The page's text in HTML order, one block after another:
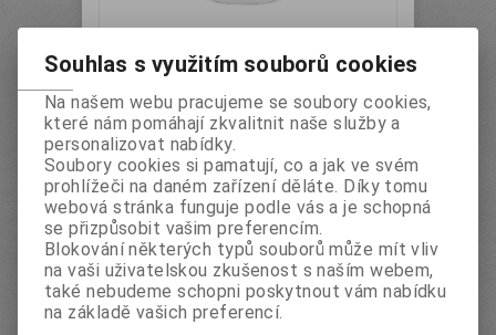
pumpičkou granátové jablko a
Katalogové číslo:
103825
Skladem:Ano
Čisticí krémové mýdlo s příjemně krémovou
texturou, obohacené olejem z čajovníku Tea
Tree. Vhodný pro citlivou pokožku, ideální pro
každodenní hygienu. Jemně čistí ruce, obličej,
tělo a zanechává pokožku zářivou, sametovou a
příjemně vonící. Dermatologicky
testováno.Varování: Kosmetický přípravek pro
vnější použití. Nepolykat. Zabraňte kontaktu s
očima. Uchovávejte mimo dosah...
Souhlas s využitím souborů cookies
Na našem webu pracujeme se soubory cookies,
které nám pomáhají zkvalitnit naše služby a
personalizovat nabídky.
Soubory cookies si pamatují, co a jak ve svém
prohlížeči na daném zařízení děláte. Díky tomu
webová stránka funguje podle vás a je schopná
se přizpůsobit vašim preferencím.
Blokování některých typů souborů může mít vliv
na vaši uživatelskou zkušenost s naším webem,
také nebudeme schopni poskytnout vám nabídku
na základě vašich preferencí.